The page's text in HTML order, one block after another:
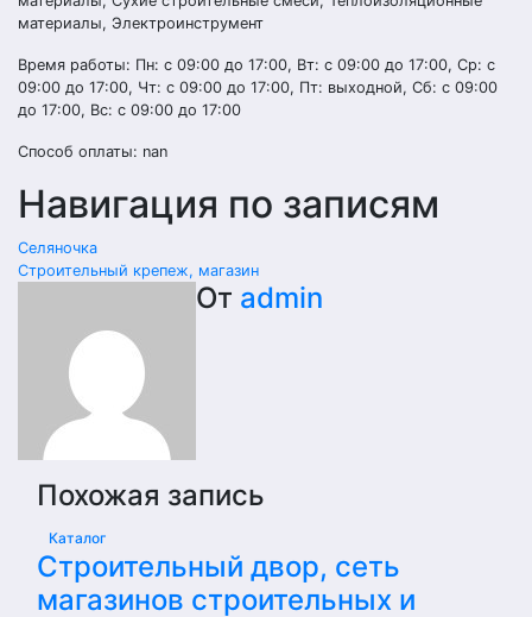
материалы, Электроинструмент
Время работы: Пн: с 09:00 до 17:00, Вт: с 09:00 до 17:00, Ср: с
09:00 до 17:00, Чт: с 09:00 до 17:00, Пт: выходной, Сб: с 09:00
до 17:00, Вс: с 09:00 до 17:00
Способ оплаты: nan
Навигация по записям
Селяночка
Строительный крепеж, магазин
От admin
Похожая запись
Каталог
Строительный двор, сеть
магазинов строительных и